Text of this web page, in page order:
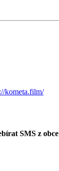
kometa.film/
SMS z obce